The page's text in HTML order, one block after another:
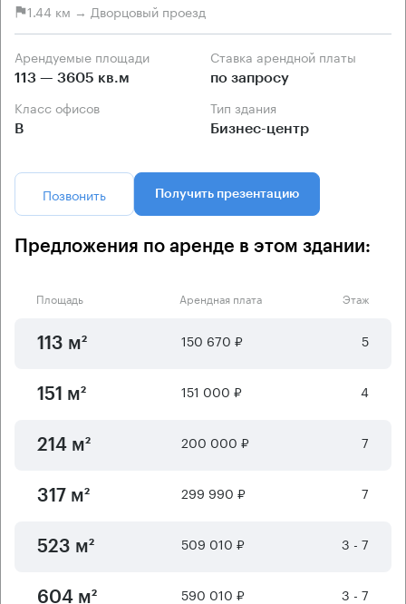
1.44 км → Дворцовый проезд
Арендуемые площади
113 — 3605 кв.м
Ставка арендной платы
по запросу
Класс офисов
B
Тип здания
Бизнес-центр
Позвонить Получить презентацию
Предложения по аренде в этом здании:
Площадь Арендная плата Этаж
113 м² 150 670 ₽ 5
151 м² 151 000 ₽ 4
214 м² 200 000 ₽ 7
317 м² 299 990 ₽ 7
523 м² 509 010 ₽ 3 - 7
604 м² 590 010 ₽ 3 - 7